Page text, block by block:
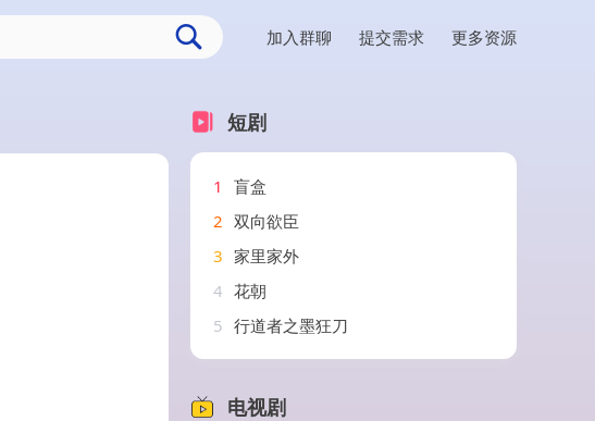
加入群聊 提交需求 更多资源
短剧
1
盲盒
2 双向欲臣
3 家里家外
4 花朝
5 行道者之墨狂刀
电视剧